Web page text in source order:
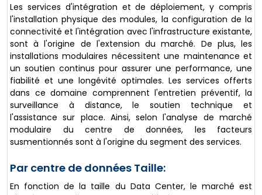
Les services d'intégration et de déploiement, y compris
l'installation physique des modules, la configuration de la
connectivité et l'intégration avec l'infrastructure existante,
sont à l'origine de l'extension du marché. De plus, les
installations modulaires nécessitent une maintenance et
un soutien continus pour assurer une performance, une
fiabilité et une longévité optimales. Les services offerts
dans ce domaine comprennent l'entretien préventif, la
surveillance à distance, le soutien technique et
l'assistance sur place. Ainsi, selon l'analyse de marché
modulaire du centre de données, les facteurs
susmentionnés sont à l'origine du segment des services.
Par centre de données Taille:
En fonction de la taille du Data Center, le marché est